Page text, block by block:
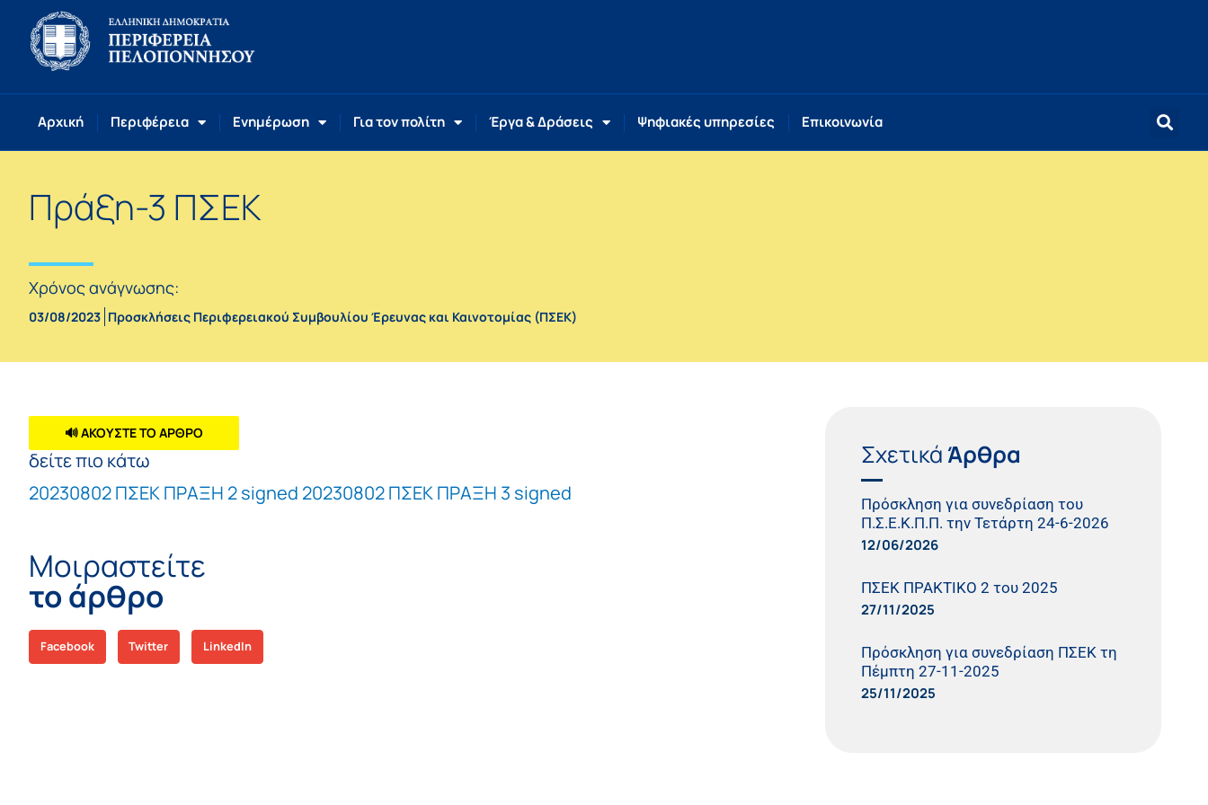
Αρχική Περιφέρεια Ενημέρωση Για τον πολίτη Έργα & Δράσεις Ψηφιακές υπηρεσίες Επικοινωνία
Πράξη-3 ΠΣΕΚ
Χρόνος ανάγνωσης:
03/08/2023 Προσκλήσεις Περιφερειακού Συμβουλίου Έρευνας και Καινοτομίας (ΠΣΕΚ)
🔊 ΑΚΟΥΣΤΕ ΤΟ ΑΡΘΡΟ
δείτε πιο κάτω
20230802 ΠΣΕΚ ΠΡΑΞΗ 2 signed 20230802 ΠΣΕΚ ΠΡΑΞΗ 3 signed
Μοιραστείτε
το άρθρο
Facebook Twitter LinkedIn
Σχετικά Άρθρα
Πρόσκληση για συνεδρίαση του
Π.Σ.Ε.Κ.Π.Π. την Τετάρτη 24-6-2026
12/06/2026
ΠΣΕΚ ΠΡΑΚΤΙΚΟ 2 του 2025
27/11/2025
Πρόσκληση για συνεδρίαση ΠΣΕΚ τη
Πέμπτη 27-11-2025
25/11/2025